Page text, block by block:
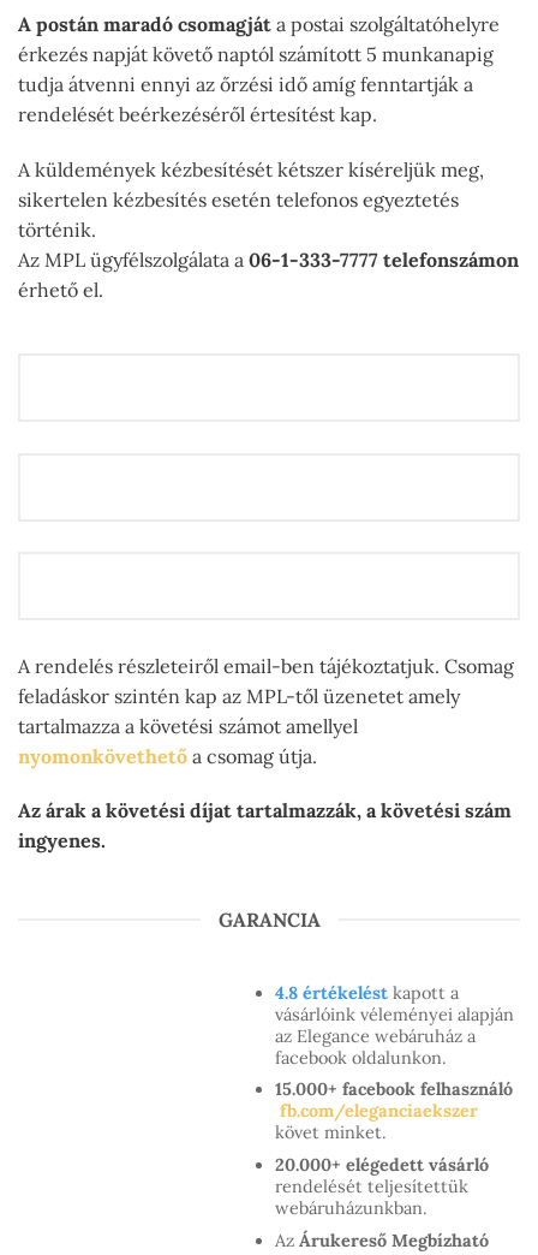
A postán maradó csomagjáta postai szolgáltatóhelyre
érkezés napját követő naptól számított 5 munkanapig
tudja átvenni ennyi az őrzési idő amíg fenntartják a
rendelését beérkezéséről értesítést kap.
A küldemények kézbesítését kétszer kíséreljük meg,
sikertelen kézbesítés esetén telefonos egyeztetés
történik.
Az MPL ügyfélszolgálata a 06-1-333-7777 telefonszámon
érhető el.
A rendelés részleteiről email-ben tájékoztatjuk. Csomag
feladáskor szintén kap az MPL-től üzenetet amely
tartalmazza a követési számot amellyel
nyomonkövethetőa csomag útja.
Az árak a követési díjat tartalmazzák, a követési szám
ingyenes.
GARANCIA
4.8 értékelést kapott a
vásárlóink véleményei alapján
az Elegance webáruház a
facebook oldalunkon.
15.000+ facebook felhasználó
fb.com/eleganciaekszer
követ minket.
20.000+ elégedett vásárló
rendelését teljesítettük
webáruházunkban.
Az Árukereső Megbízható